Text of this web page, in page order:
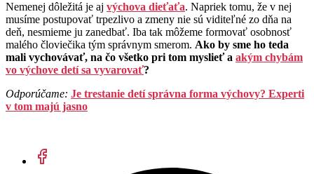
Nemenej dôležitá je aj výchova dieťaťa. Napriek tomu, že v nej
musíme postupovať trpezlivo a zmeny nie sú viditeľné zo dňa na
deň, nesmieme ju zanedbať. Iba tak môžeme formovať osobnosť
malého človiečika tým správnym smerom. Ako by sme ho teda
mali vychovávať, na čo všetko pri tom myslieť a akým chybám
vo výchove detí sa vyvarovať?
Odporúčame: Je trestanie detí správna forma výchovy? Experti
v tom majú jasno